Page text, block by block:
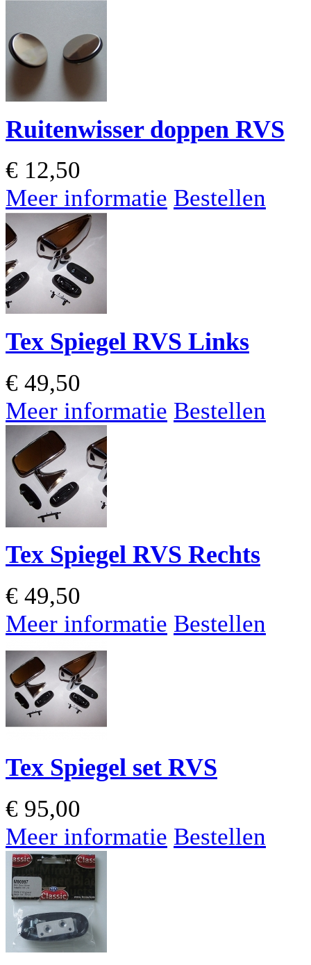
Ruitenwisser doppen RVS
€ 12,50
Meer informatie Bestellen
Tex Spiegel RVS Links
€ 49,50
Meer informatie Bestellen
Tex Spiegel RVS Rechts
€ 49,50
Meer informatie Bestellen
Tex Spiegel set RVS
€ 95,00
Meer informatie Bestellen